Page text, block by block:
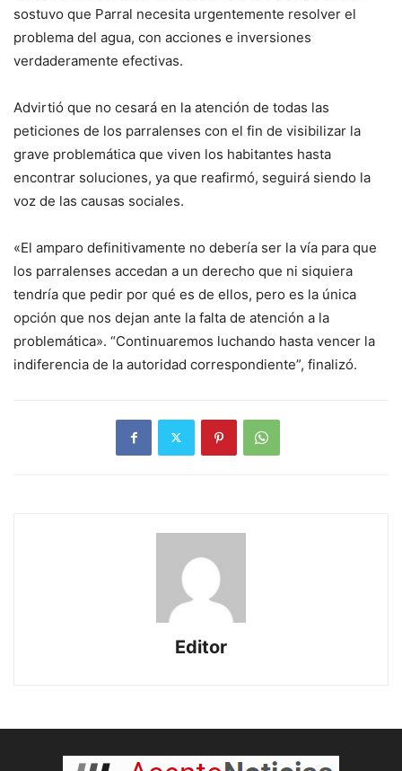
sostuvo que Parral necesita urgentemente resolver el
problema del agua, con acciones e inversiones
verdaderamente efectivas.
Advirtió que no cesará en la atención de todas las
peticiones de los parralenses con el fin de visibilizar la
grave problemática que viven los habitantes hasta
encontrar soluciones, ya que reafirmó, seguirá siendo la
voz de las causas sociales.
«El amparo definitivamente no debería ser la vía para que
los parralenses accedan a un derecho que ni siquiera
tendría que pedir por qué es de ellos, pero es la única
opción que nos dejan ante la falta de atención a la
problemática». “Continuaremos luchando hasta vencer la
indiferencia de la autoridad correspondiente”, finalizó.
Editor